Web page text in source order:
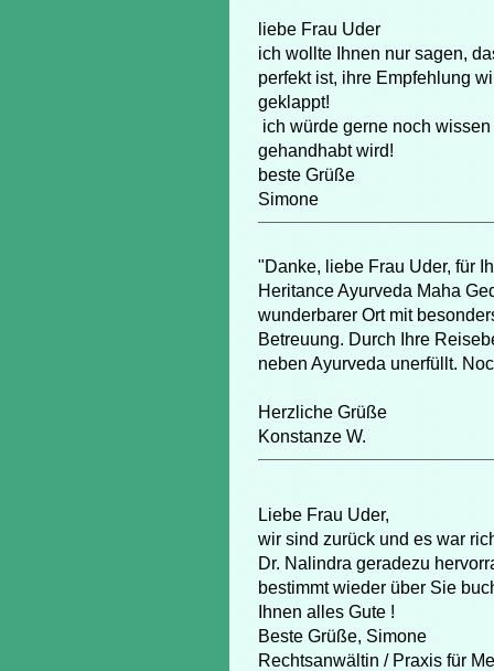
liebe Frau Uder
ich wollte Ihnen nur sagen,
perfekt ist, ihre Empfehlung
geklappt!
ich würde gerne noch
gehandhabt wird!
beste Grüße
Simone
"Danke, liebe Frau Uder, für
Heritance Ayurveda Maha
wunderbarer Ort mit
Betreuung. Durch Ihre
neben Ayurveda unerfüllt.
Herzliche Grüße
Konstanze W.
Liebe Frau Uder,
wir sind zurück und es war
Dr. Nalindra geradezu
bestimmt wieder über Sie
Ihnen alles Gute !
Beste Grüße, Simone
Rechtsanwältin / Praxis für